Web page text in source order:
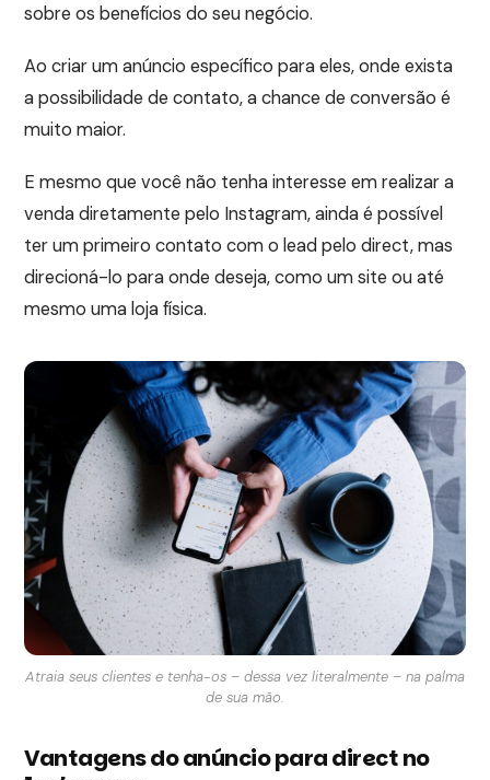
sobre os benefícios do seu negócio.
Ao criar um anúncio específico para eles, onde exista
a possibilidade de contato, a chance de conversão é
muito maior.
E mesmo que você não tenha interesse em realizar a
venda diretamente pelo Instagram, ainda é possível
ter um primeiro contato com o lead pelo direct, mas
direcioná-lo para onde deseja, como um site ou até
mesmo uma loja física.
Atraia seus clientes e tenha-os – dessa vez literalmente – na palma
de sua mão.
Vantagens do anúncio para direct no